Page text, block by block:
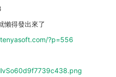
懶得發出來了
?p=556